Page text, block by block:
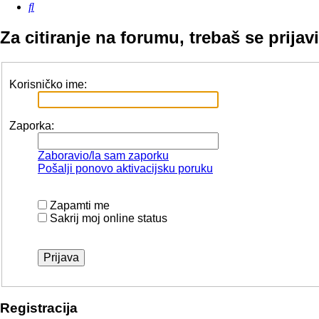
Pretražnik
Za citiranje na forumu, trebaš se
Korisničko ime:
Zaporka:
Zaboravio/la sam zaporku
Pošalji ponovo aktivacijsku poruku
Zapamti me
Sakrij moj online status
Registracija